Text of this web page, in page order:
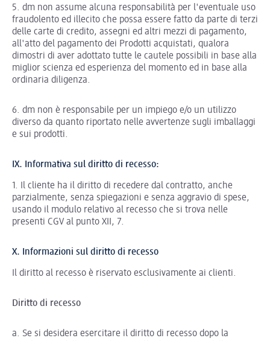
5. dm non assume alcuna responsabilità per l'eventuale uso
fraudolento ed illecito che possa essere fatto da parte di terzi
delle carte di credito, assegni ed altri mezzi di pagamento,
all'atto del pagamento dei Prodotti acquistati, qualora
dimostri di aver adottato tutte le cautele possibili in base alla
miglior scienza ed esperienza del momento ed in base alla
ordinaria diligenza.
6. dm non è responsabile per un impiego e/o un utilizzo
diverso da quanto riportato nelle avvertenze sugli imballaggi
e sui prodotti.
IX. Informativa sul diritto di recesso:
1. Il cliente ha il diritto di recedere dal contratto, anche
parzialmente, senza spiegazioni e senza aggravio di spese,
usando il modulo relativo al recesso che si trova nelle
presenti CGV al punto XII, 7.
X. Informazioni sul diritto di recesso
Il diritto al recesso è riservato esclusivamente ai clienti.
Diritto di recesso
a. Se si desidera esercitare il diritto di recesso dopo la